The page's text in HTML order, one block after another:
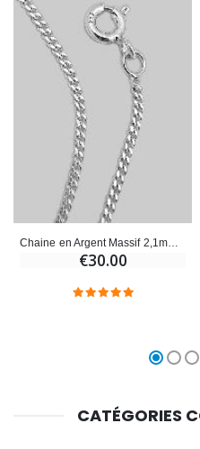
Chaine en Argent Massif 2,1mm - Maille Gourmette 45cm
€30.00
CATÉGORIES